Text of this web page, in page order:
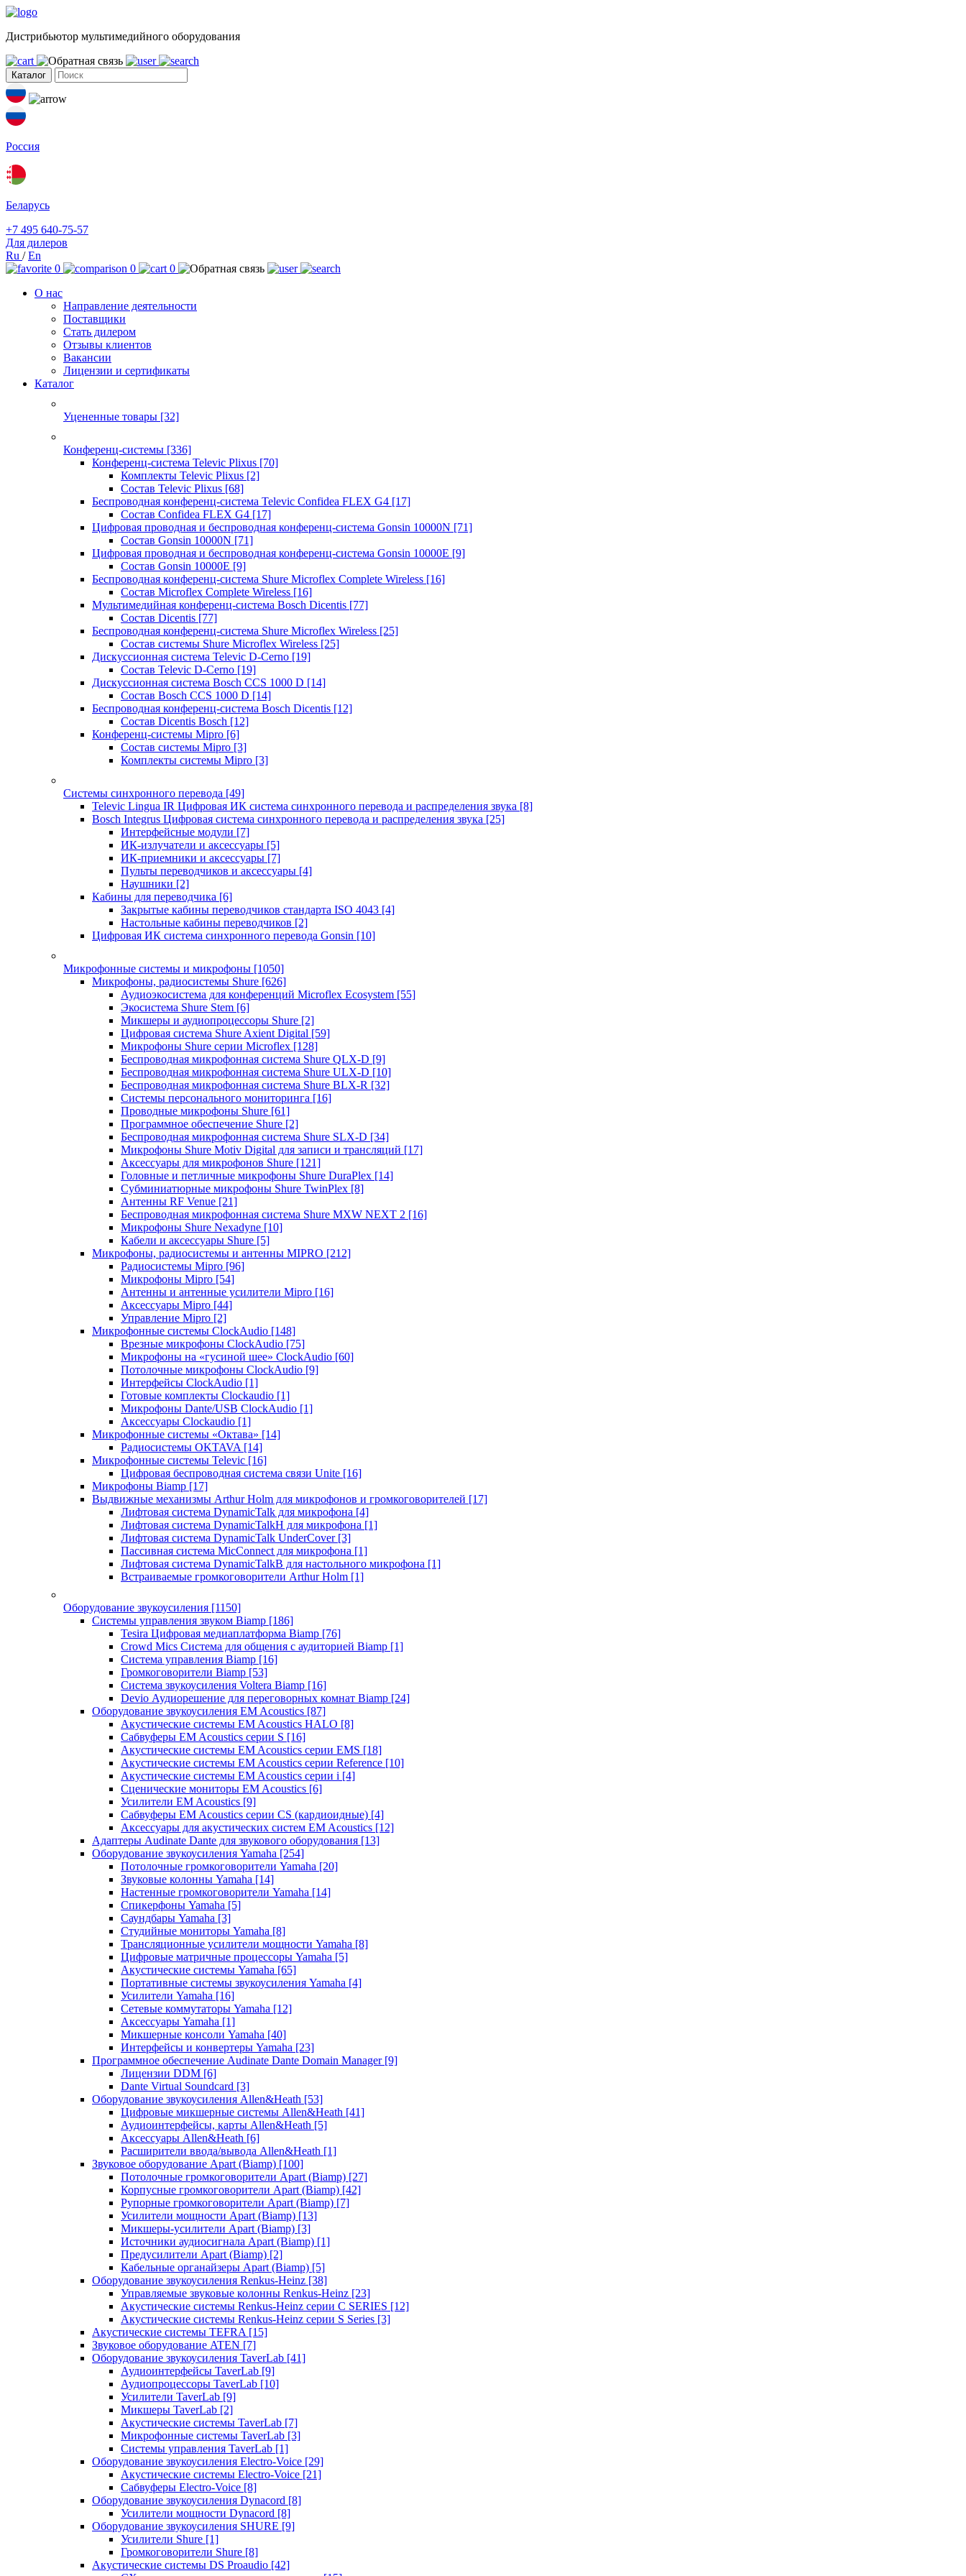
Дистрибьютор мультимедийного оборудования
Каталог
Россия
Беларусь
+7 495 640-75-57
Для дилеров
Ru /En
0
0
0
О нас
Направление деятельности
Поставщики
Стать дилером
Отзывы клиентов
Вакансии
Лицензии и сертификаты
Каталог
Уцененные товары [32]
Конференц-системы [336]
Конференц-система Televic Plixus [70]
Комплекты Televic Plixus [2]
Состав Televic Plixus [68]
Беспроводная конференц-система Televic Confidea FLEX G4 [17]
Состав Confidea FLEX G4 [17]
Цифровая проводная и беспроводная конференц-система Gonsin 10000N [71]
Состав Gonsin 10000N [71]
Цифровая проводная и беспроводная конференц-система Gonsin 10000E [9]
Состав Gonsin 10000E [9]
Беспроводная конференц-система Shure Microflex Complete Wireless [16]
Состав Microflex Complete Wireless [16]
Мультимедийная конференц-система Bosch Dicentis [77]
Состав Dicentis [77]
Беспроводная конференц-система Shure Microflex Wireless [25]
Состав системы Shure Microflex Wireless [25]
Дискуссионная система Televic D-Cerno [19]
Состав Televic D-Cerno [19]
Дискуссионная система Bosch CCS 1000 D [14]
Состав Bosch CCS 1000 D [14]
Беспроводная конференц-система Bosch Dicentis [12]
Состав Dicentis Bosch [12]
Конференц-системы Mipro [6]
Состав системы Mipro [3]
Комплекты системы Mipro [3]
Системы синхронного перевода [49]
Televic Lingua IR Цифровая ИК система синхронного перевода и распределения звука [8]
Bosch Integrus Цифровая система синхронного перевода и распределения звука [25]
Интерфейсные модули [7]
ИК-излучатели и аксессуары [5]
ИК-приемники и аксессуары [7]
Пульты переводчиков и аксессуары [4]
Наушники [2]
Кабины для переводчика [6]
Закрытые кабины переводчиков стандарта ISO 4043 [4]
Настольные кабины переводчиков [2]
Цифровая ИК система синхронного перевода Gonsin [10]
Микрофонные системы и микрофоны [1050]
Микрофоны, радиосистемы Shure [626]
Аудиоэкосистема для конференций Microflex Ecosystem [55]
Экосистема Shure Stem [6]
Микшеры и аудиопроцессоры Shure [2]
Цифровая система Shure Axient Digital [59]
Микрофоны Shure серии Microflex [128]
Беспроводная микрофонная система Shure QLX-D [9]
Беспроводная микрофонная система Shure ULX-D [10]
Беспроводная микрофонная система Shure BLX-R [32]
Системы персонального мониторинга [16]
Проводные микрофоны Shure [61]
Программное обеспечение Shure [2]
Беспроводная микрофонная система Shure SLX-D [34]
Микрофоны Shure Motiv Digital для записи и трансляций [17]
Аксессуары для микрофонов Shure [121]
Головные и петличные микрофоны Shure DuraPlex [14]
Субминиатюрные микрофоны Shure TwinPlex [8]
Антенны RF Venue [21]
Беспроводная микрофонная система Shure MXW NEXT 2 [16]
Микрофоны Shure Nexadyne [10]
Кабели и аксессуары Shure [5]
Микрофоны, радиосистемы и антенны MIPRO [212]
Радиосистемы Mipro [96]
Микрофоны Mipro [54]
Антенны и антенные усилители Mipro [16]
Аксессуары Mipro [44]
Управление Mipro [2]
Микрофонные системы ClockAudio [148]
Врезные микрофоны ClockAudio [75]
Микрофоны на «гусиной шее» ClockAudio [60]
Потолочные микрофоны ClockAudio [9]
Интерфейсы ClockAudio [1]
Готовые комплекты Clockaudio [1]
Микрофоны Dante/USB ClockAudio [1]
Аксессуары Clockaudio [1]
Микрофонные системы «Октава» [14]
Радиосистемы OKTAVA [14]
Микрофонные системы Televic [16]
Цифровая беспроводная система связи Unite [16]
Микрофоны Biamp [17]
Выдвижные механизмы Arthur Holm для микрофонов и громкоговорителей [17]
Лифтовая система DynamicTalk для микрофона [4]
Лифтовая система DynamicTalkH для микрофона [1]
Лифтовая система DynamicTalk UnderCover [3]
Пассивная система MicConnect для микрофона [1]
Лифтовая система DynamicTalkB для настольного микрофона [1]
Встраиваемые громкоговорители Arthur Holm [1]
Оборудование звукоусиления [1150]
Системы управления звуком Biamp [186]
Tesira Цифровая медиаплатформа Biamp [76]
Crowd Mics Система для общения с аудиторией Biamp [1]
Система управления Biamp [16]
Громкоговорители Biamp [53]
Система звукоусиления Voltera Biamp [16]
Devio Аудиорешение для переговорных комнат Biamp [24]
Оборудование звукоусиления EM Acoustics [87]
Акустические системы EM Acoustics HALO [8]
Сабвуферы EM Acoustics серии S [16]
Акустические системы EM Acoustics серии EMS [18]
Акустические системы EM Acoustics серии Reference [10]
Акустические системы EM Acoustics серии i [4]
Сценические мониторы EM Acoustics [6]
Усилители EM Acoustics [9]
Сабвуферы EM Acoustics серии CS (кардиоидные) [4]
Аксессуары для акустических систем EM Acoustics [12]
Адаптеры Audinate Dante для звукового оборудования [13]
Оборудование звукоусиления Yamaha [254]
Потолочные громкоговорители Yamaha [20]
Звуковые колонны Yamaha [14]
Настенные громкоговорители Yamaha [14]
Спикерфоны Yamaha [5]
Саундбары Yamaha [3]
Студийные мониторы Yamaha [8]
Трансляционные усилители мощности Yamaha [8]
Цифровые матричные процессоры Yamaha [5]
Акустические системы Yamaha [65]
Портативные системы звукоусиления Yamaha [4]
Усилители Yamaha [16]
Сетевые коммутаторы Yamaha [12]
Аксессуары Yamaha [1]
Микшерные консоли Yamaha [40]
Интерфейсы и конвертеры Yamaha [23]
Программное обеспечение Audinate Dante Domain Manager [9]
Лицензии DDM [6]
Dante Virtual Soundcard [3]
Оборудование звукоусиления Allen&Heath [53]
Цифровые микшерные системы Allen&Heath [41]
Аудиоинтерфейсы, карты Allen&Heath [5]
Аксессуары Allen&Heath [6]
Расширители ввода/вывода Allen&Heath [1]
Звуковое оборудование Apart (Biamp) [100]
Потолочные громкоговорители Apart (Biamp) [27]
Корпусные громкоговорители Apart (Biamp) [42]
Рупорные громкоговорители Apart (Biamp) [7]
Усилители мощности Apart (Biamp) [13]
Микшеры-усилители Apart (Biamp) [3]
Источники аудиосигнала Apart (Biamp) [1]
Предусилители Apart (Biamp) [2]
Кабельные органайзеры Apart (Biamp) [5]
Оборудование звукоусиления Renkus-Heinz [38]
Управляемые звуковые колонны Renkus-Heinz [23]
Акустические системы Renkus-Heinz серии C SERIES [12]
Акустические системы Renkus-Heinz серии S Series [3]
Акустические системы TEFRA [15]
Звуковое оборудование ATEN [7]
Оборудование звукоусиления TaverLab [41]
Аудиоинтерфейсы TaverLab [9]
Аудиопроцессоры TaverLab [10]
Усилители TaverLab [9]
Микшеры TaverLab [2]
Акустические системы TaverLab [7]
Микрофонные системы TaverLab [3]
Системы управления TaverLab [1]
Оборудование звукоусиления Electro-Voice [29]
Акустические системы Electro-Voice [21]
Сабвуферы Electro-Voice [8]
Оборудование звукоусиления Dynacord [8]
Усилители мощности Dynacord [8]
Оборудование звукоусиления SHURE [9]
Усилители Shure [1]
Громкоговорители Shure [8]
Акустические системы DS Proaudio [42]